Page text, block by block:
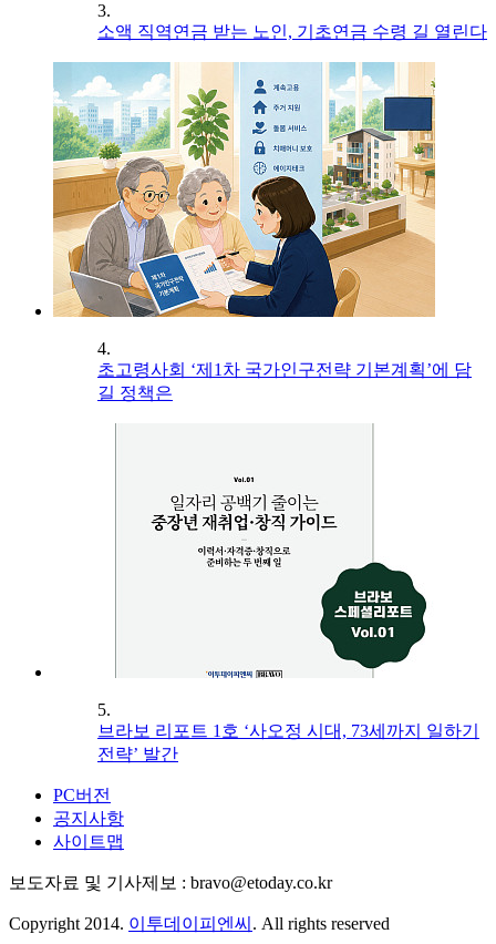
3.
소액 직역연금 받는 노인, 기초연금 수령 길 열린다
4.
초고령사회 ‘제1차 국가인구전략 기본계획’에 담
길 정책은
5.
브라보 리포트 1호 ‘사오정 시대, 73세까지 일하기
전략’ 발간
PC버전
공지사항
사이트맵
보도자료 및 기사제보 : bravo@etoday.co.kr
Copyright 2014. 이투데이피엔씨 . All rights reserved